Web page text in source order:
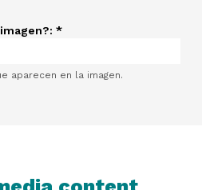
*
aparecen en la imagen.